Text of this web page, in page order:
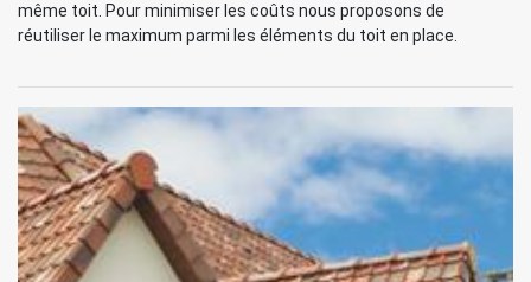
même toit. Pour minimiser les coûts nous proposons de
réutiliser le maximum parmi les éléments du toit en place.